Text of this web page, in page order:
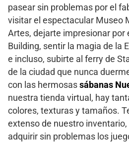
pasear sin problemas por el
visitar el espectacular Museo
Artes, dejarte impresionar por
Building, sentir la magia de la
e incluso, subirte al ferry de
de la ciudad que nunca
con las hermosas sábanas
nuestra tienda virtual, hay
colores, texturas y tamaños.
extenso de nuestro
adquirir sin problemas los